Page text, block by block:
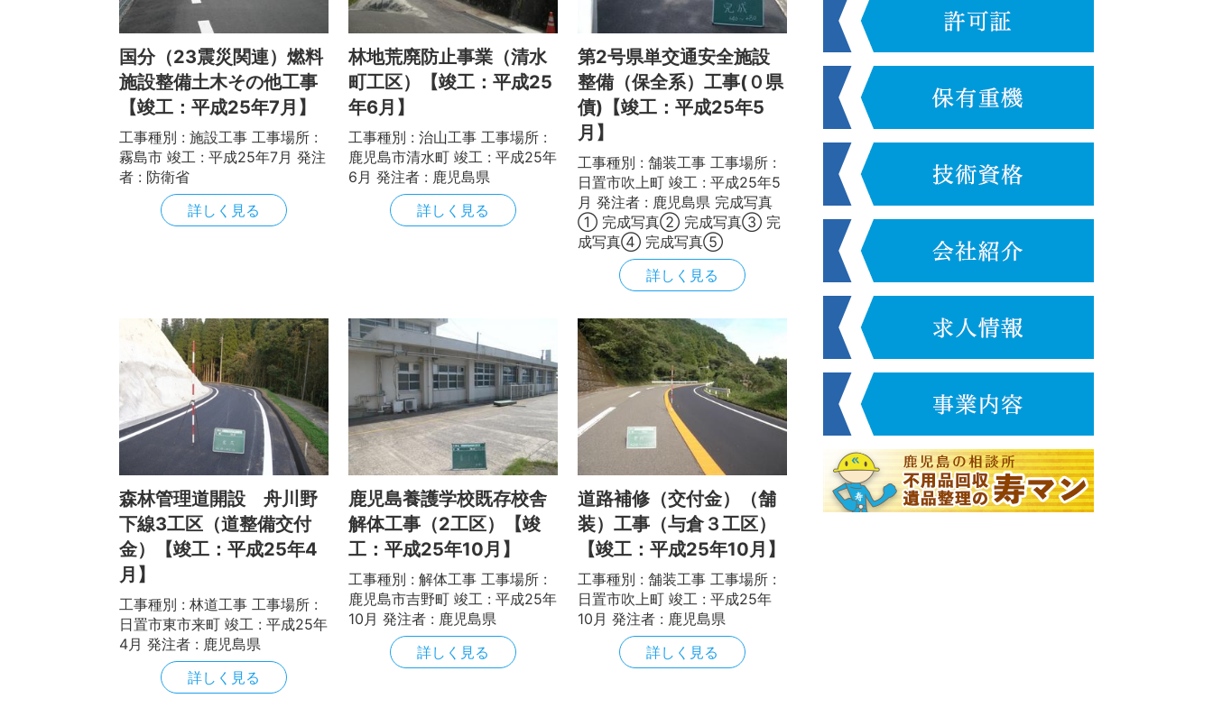
国分（23震災関連）燃料
施設整備土木その他工事
【竣工：平成25年7月】
工事種別 : 施設工事 工事場所 :
霧島市 竣工 : 平成25年7月 発注
者 : 防衛省
詳しく見る
林地荒廃防止事業（清水
町工区）【竣工：平成25
年6月】
工事種別 : 治山工事 工事場所 :
鹿児島市清水町 竣工 : 平成25年
6月 発注者 : 鹿児島県
詳しく見る
第2号県単交通安全施設
整備（保全系）工事(０県
債)【竣工：平成25年5
月】
工事種別 : 舗装工事 工事場所 :
日置市吹上町 竣工 : 平成25年5
月 発注者 : 鹿児島県 完成写真
① 完成写真② 完成写真③ 完
成写真④ 完成写真⑤
詳しく見る
森林管理道開設 舟川野
下線3工区（道整備交付
金）【竣工：平成25年4
月】
工事種別 : 林道工事 工事場所 :
日置市東市来町 竣工 : 平成25年
4月 発注者 : 鹿児島県
詳しく見る
鹿児島養護学校既存校舎
解体工事（2工区）【竣
工：平成25年10月】
工事種別 : 解体工事 工事場所 :
鹿児島市吉野町 竣工 : 平成25年
10月 発注者 : 鹿児島県
詳しく見る
道路補修（交付金）（舗
装）工事（与倉３工区）
【竣工：平成25年10月】
工事種別 : 舗装工事 工事場所 :
日置市吹上町 竣工 : 平成25年
10月 発注者 : 鹿児島県
詳しく見る